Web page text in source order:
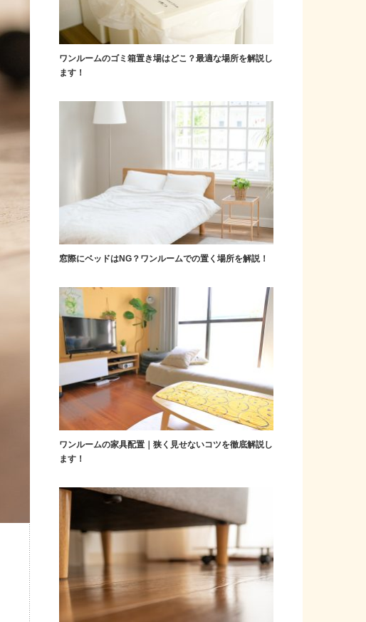
ワンルームのゴミ箱置き場はどこ？最適な場所を解説し
ます！
窓際にベッドはNG？ワンルームでの置く場所を解説！
ワンルームの家具配置｜狭く見せないコツを徹底解説し
ます！